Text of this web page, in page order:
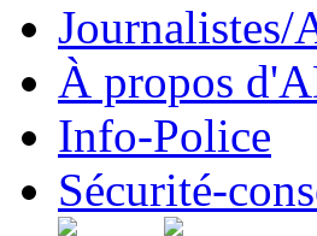
Journalistes/
À propos
Info-Police
Sécurité-